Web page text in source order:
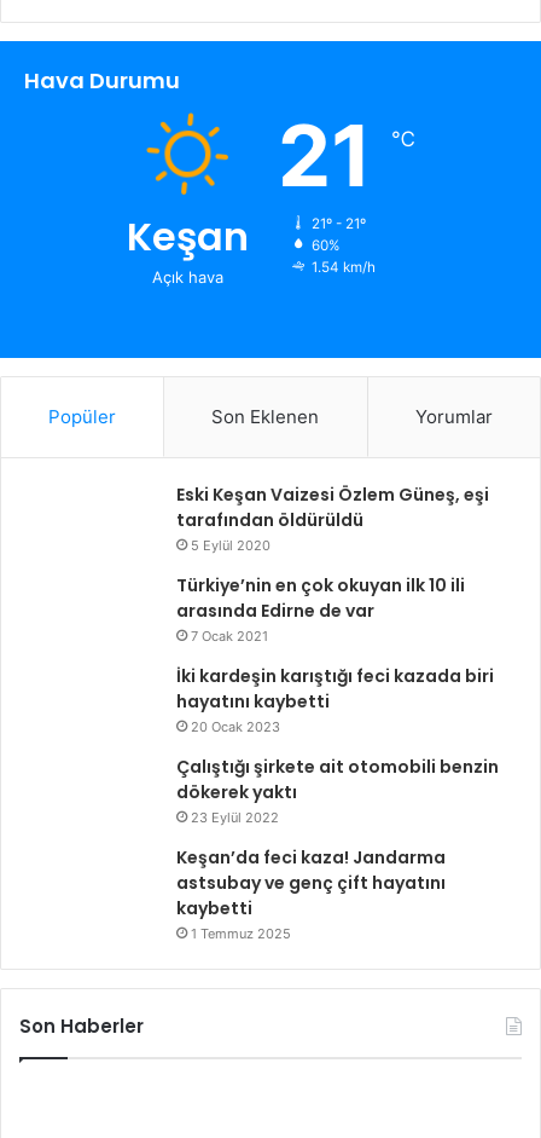
Hava Durumu
Keşan
Açık hava
21 ℃
21º - 21º
60%
1.54 km/h
Popüler Son Eklenen Yorumlar
Eski Keşan Vaizesi Özlem Güneş, eşi
tarafından öldürüldü
5 Eylül 2020
Türkiye’nin en çok okuyan ilk 10 ili
arasında Edirne de var
7 Ocak 2021
İki kardeşin karıştığı feci kazada biri
hayatını kaybetti
20 Ocak 2023
Çalıştığı şirkete ait otomobili benzin
dökerek yaktı
23 Eylül 2022
Keşan’da feci kaza! Jandarma
astsubay ve genç çift hayatını
kaybetti
1 Temmuz 2025
Son Haberler